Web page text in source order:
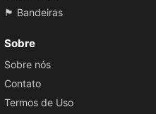
🏴 Bandeiras
Sobre
Sobre nós
Contato
Termos de Uso